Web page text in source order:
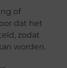
of
dat het
zodat
worden.